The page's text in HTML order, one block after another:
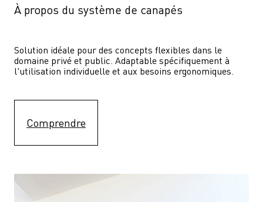
À propos du système de canapés
Solution idéale pour des concepts flexibles dans le
domaine privé et public. Adaptable spécifiquement à
l'utilisation individuelle et aux besoins ergonomiques.
Comprendre